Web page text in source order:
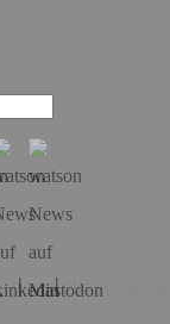
Hol dir die App!